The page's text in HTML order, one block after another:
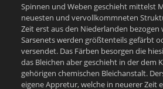
Spinnen und Weben geschieht mittelst
neuesten und vervollkommneten
Zeit erst aus den Niederlanden bezogen
Sarsenets werden größtenteils gefärbt
versendet. Das Färben besorgen die
das Bleichen aber geschieht in der dem
gehörigen chemischen Bleichanstalt.
eigene Appretur, welche in neuerer Zeit